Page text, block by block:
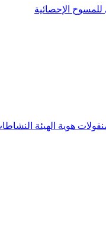
للمسوح الإحصائية
هوية الهيئة